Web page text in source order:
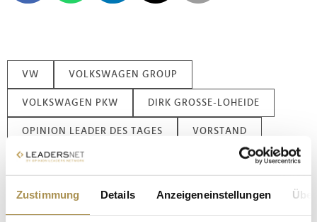
Zustimmung Details Anzeigeneinstellungen
VW VOLKSWAGEN GROUP
VOLKSWAGEN PKW DIRK GROSSE-LOHEIDE
OPINION LEADER DES TAGES VORSTAND
DEUTSCHE BANK AG UNIVERSITÄT HANNOVER